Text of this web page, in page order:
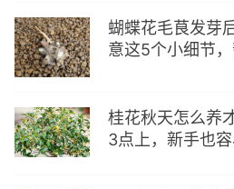
蝴蝶花毛茛发芽
意这5个小细节
桂花秋天怎么养
3点上，新手也